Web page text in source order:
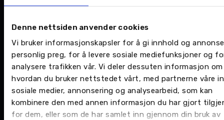
Denne nettsiden anvender cookies
Vi bruker informasjonskapsler for å gi innhold og
personlig preg, for å levere sosiale mediefunksjoner og
analysere trafikken vår. Vi deler dessuten informasjon om
hvordan du bruker nettstedet vårt, med partnerne våre
sosiale medier, annonsering og analysearbeid, som kan
kombinere den med annen informasjon du har gjort
for dem, eller som de har samlet inn gjennom din bruk av
Følg oss gjerne påFacebook,Instagrameller
Youtube.